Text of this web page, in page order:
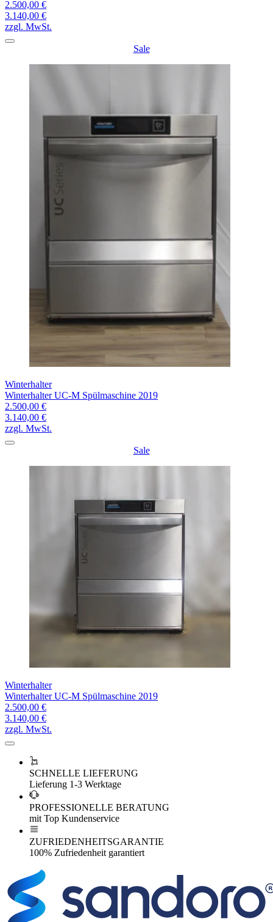
2.500,00 €
3.140,00 €
zzgl. MwSt.
Sale
Winterhalter
Winterhalter UC-M Spülmaschine 2019
2.500,00 €
3.140,00 €
zzgl. MwSt.
Sale
Winterhalter
Winterhalter UC-M Spülmaschine 2019
2.500,00 €
3.140,00 €
zzgl. MwSt.
SCHNELLE LIEFERUNG
Lieferung 1-3 Werktage
PROFESSIONELLE BERATUNG
mit Top Kundenservice
ZUFRIEDENHEITSGARANTIE
100% Zufriedenheit garantiert